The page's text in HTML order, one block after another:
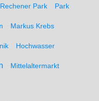
Rechener Park Park
Markus Krebs
Hochwasser
Mittelaltermarkt